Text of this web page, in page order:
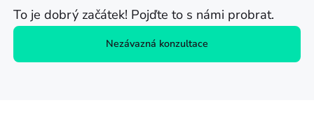
To je dobrý začátek! Pojďte to s námi probrat.
Nezávazná konzultace